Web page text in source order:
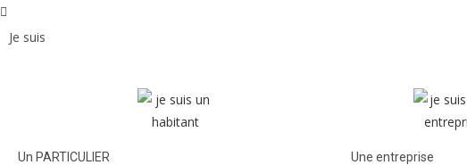
Je suis
Un PARTICULIER Une entreprise